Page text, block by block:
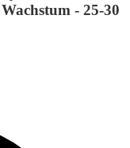
- 25-30